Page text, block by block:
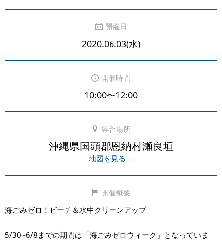
開催日
2020.06.03(水)
開催時間
10:00〜12:00
集合場所
沖縄県国頭郡恩納村瀬良垣
地図を見る→
開催概要
海ごみゼロ！ビーチ＆水中クリーンアップ
5/30~6/8までの期間は「海ごみゼロウィーク」となっていま